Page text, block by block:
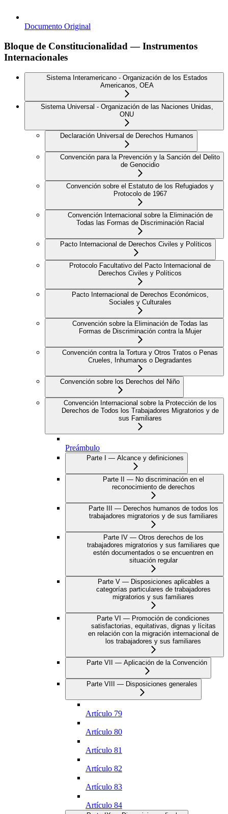
Documento Original
Bloque de Constitucionalidad — Instrumentos
Internacionales
Sistema Interamericano - Organización de los Estados
Americanos, OEA
Sistema Universal - Organización de las Naciones Unidas,
ONU
Declaración Universal de Derechos Humanos
Convención para la Prevención y la Sanción del Delito
de Genocidio
Convención sobre el Estatuto de los Refugiados y
Protocolo de 1967
Convención Internacional sobre la Eliminación de
Todas las Formas de Discriminación Racial
Pacto Internacional de Derechos Civiles y Políticos
Protocolo Facultativo del Pacto Internacional de
Derechos Civiles y Políticos
Pacto Internacional de Derechos Económicos,
Sociales y Culturales
Convención sobre la Eliminación de Todas las
Formas de Discriminación contra la Mujer
Convención contra la Tortura y Otros Tratos o Penas
Crueles, Inhumanos o Degradantes
Convención sobre los Derechos del Niño
Convención Internacional sobre la Protección de los
Derechos de Todos los Trabajadores Migratorios y de
sus Familiares
Preámbulo
Parte I — Alcance y definiciones
Parte II — No discriminación en el
reconocimiento de derechos
Parte III — Derechos humanos de todos los
trabajadores migratorios y de sus familiares
Parte IV — Otros derechos de los
trabajadores migratorios y sus familiares que
estén documentados o se encuentren en
situación regular
Parte V — Disposiciones aplicables a
categorías particulares de trabajadores
migratorios y sus familiares
Parte VI — Promoción de condiciones
satisfactorias, equitativas, dignas y lícitas
en relación con la migración internacional de
los trabajadores y sus familiares
Parte VII — Aplicación de la Convención
Parte VIII — Disposiciones generales
Artículo 79
Artículo 80
Artículo 81
Artículo 82
Artículo 83
Artículo 84